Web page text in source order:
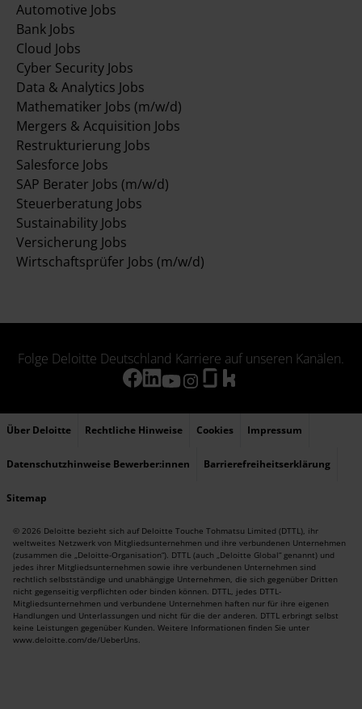
Automotive Jobs
Bank Jobs
Cloud Jobs
Cyber Security Jobs
Data & Analytics Jobs
Mathematiker Jobs (m/w/d)
Mergers & Acquisition Jobs
Restrukturierung Jobs
Salesforce Jobs
SAP Berater Jobs (m/w/d)
Steuerberatung Jobs
Sustainability Jobs
Versicherung Jobs
Wirtschaftsprüfer Jobs (m/w/d)
Folge Deloitte Deutschland Karriere auf unseren Kanälen.
Über Deloitte Rechtliche Hinweise Cookies Impressum
Datenschutzhinweise Bewerber:innen Barrierefreiheitserklärung
Sitemap
© 2026 Deloitte bezieht sich auf Deloitte Touche Tohmatsu Limited (DTTL), ihr
weltweites Netzwerk von Mitgliedsunternehmen und ihre verbundenen Unternehmen
(zusammen die „Deloitte-Organisation“). DTTL (auch „Deloitte Global“ genannt) und
jedes ihrer Mitgliedsunternehmen sowie ihre verbundenen Unternehmen sind
rechtlich selbstständige und unabhängige Unternehmen, die sich gegenüber Dritten
nicht gegenseitig verpflichten oder binden können. DTTL, jedes DTTL-
Mitgliedsunternehmen und verbundene Unternehmen haften nur für ihre eigenen
Handlungen und Unterlassungen und nicht für die der anderen. DTTL erbringt selbst
keine Leistungen gegenüber Kunden. Weitere Informationen finden Sie unter
www.deloitte.com/de/UeberUns.